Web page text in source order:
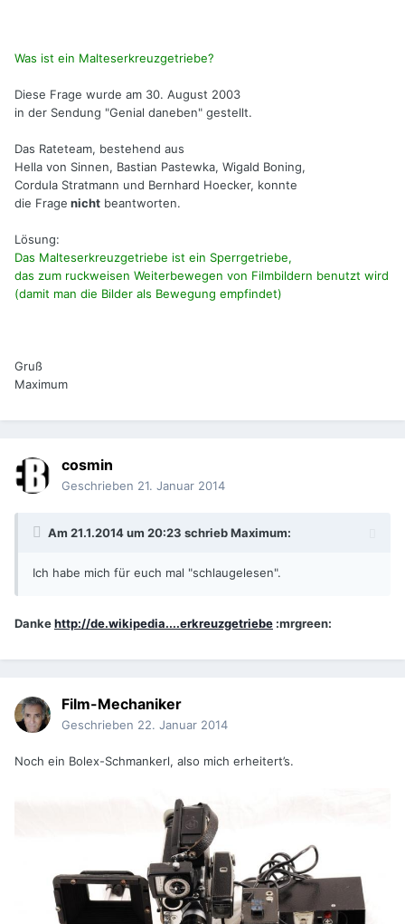
Was ist ein Malteserkreuzgetriebe?
Diese Frage wurde am 30. August 2003
in der Sendung "Genial daneben" gestellt.
Das Rateteam, bestehend aus
Hella von Sinnen, Bastian Pastewka, Wigald Boning,
Cordula Stratmann und Bernhard Hoecker, konnte
die Frage nicht beantworten.
Lösung:
Das Malteserkreuzgetriebe ist ein Sperrgetriebe,
das zum ruckweisen Weiterbewegen von Filmbildern benutzt wird
(damit man die Bilder als Bewegung empfindet)
Gruß
Maximum
cosmin
Geschrieben 21. Januar 2014
Am 21.1.2014 um 20:23 schrieb Maximum:
Ich habe mich für euch mal "schlaugelesen".
Dankehttp://de.wikipedia....erkreuzgetriebe :mrgreen:
Film-Mechaniker
Geschrieben 22. Januar 2014
Noch ein Bolex-Schmankerl, also mich erheitert’s.